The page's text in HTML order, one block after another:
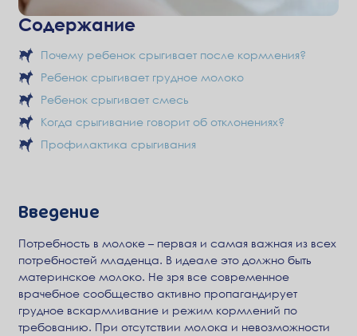
Содержание
Почему ребенок срыгивает после кормления?
Ребенок срыгивает грудное молоко
Ребенок срыгивает смесь
Когда срыгивание говорит об отклонениях?
Профилактика срыгивания
Введение
Потребность в молоке – первая и самая важная из всех
потребностей младенца. В идеале это должно быть
материнское молоко. Не зря все современное
врачебное сообщество активно пропагандирует
грудное вскармливание и режим кормлений по
требованию. При отсутствии молока и невозможности